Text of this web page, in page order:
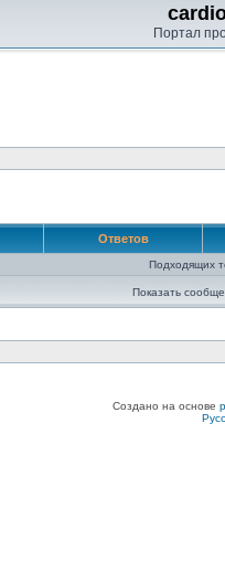
Портал
Ответов
Подходящих
Показать
Создано на основе